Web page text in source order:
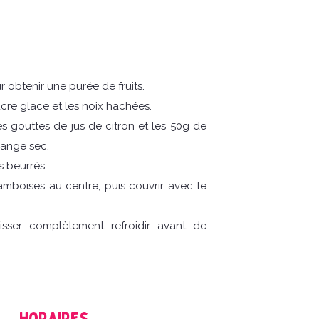
obtenir une purée de fruits.
glace et les noix hachées.
gouttes de jus de citron et les 50g de
sec.
beurrés.
au centre, puis couvrir avec le
complètement refroidir avant de